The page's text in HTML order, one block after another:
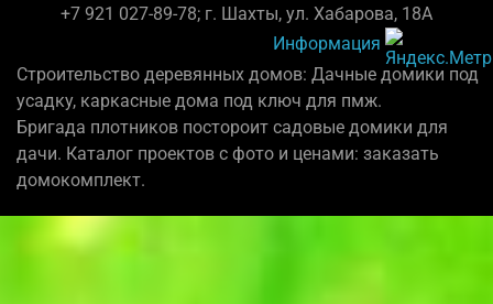
+7 921 027-89-78; г. Шахты, ул. Хабарова, 18А
Информация
Строительство деревянных домов: Дачные домики под
усадку, каркасные дома под ключ для пмж.
Бригада плотников постороит садовые домики для
дачи. Каталог проектов с фото и ценами: заказать
домокомплект.